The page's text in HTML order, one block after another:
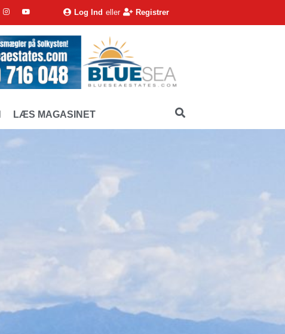
Log Ind eller Registrer
LÆS MAGASINET